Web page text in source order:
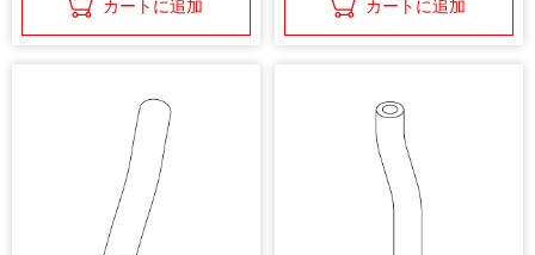
カートに追加 カートに追加